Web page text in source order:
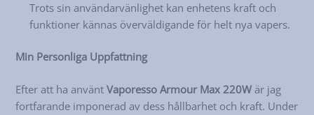
Trots sin användarvänlighet kan enhetens kraft och
funktioner kännas överväldigande för helt nya vapers.
Min Personliga Uppfattning
Efter att ha använtVaporesso Armour Max 220W är jag
fortfarande imponerad av dess hållbarhet och kraft. Under